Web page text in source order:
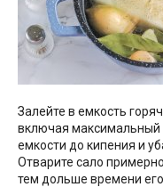
Залейте в емкость
включая максимальный
емкости до кипения и
Отварите сало
тем дольше времени